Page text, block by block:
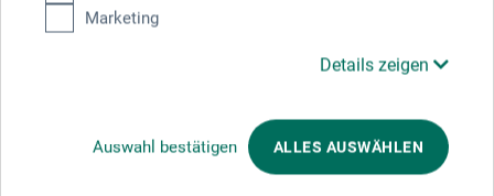
Marketing
Details zeigen
Auswahl bestätigen ALLES AUSWÄHLEN
Kunden kauften auch